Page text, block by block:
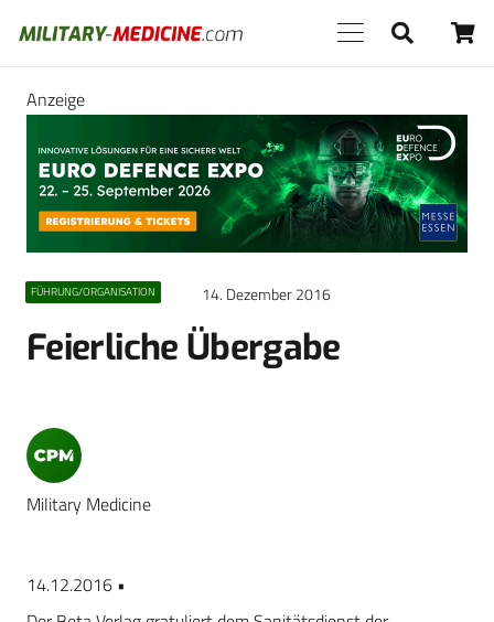
Anzeige
FÜHRUNG/ORGANISATION 14. Dezember 2016
Feierliche Übergabe
Military Medicine
14.12.2016 •